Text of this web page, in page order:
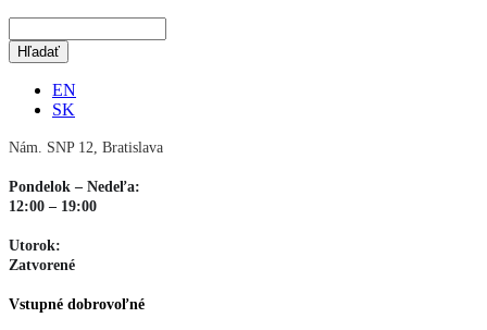
EN
SK
Nám. SNP 12, Bratislava
Pondelok – Nedeľa:
12:00 – 19:00
Utorok:
Zatvorené
Vstupné dobrovoľné